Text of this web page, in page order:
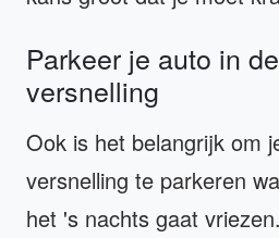
Parkeer je auto in
versnelling
Ook is het belangrijk om
versnelling te parkeren
het 's nachts gaat